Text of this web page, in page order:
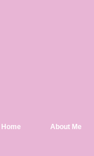
Home About Me